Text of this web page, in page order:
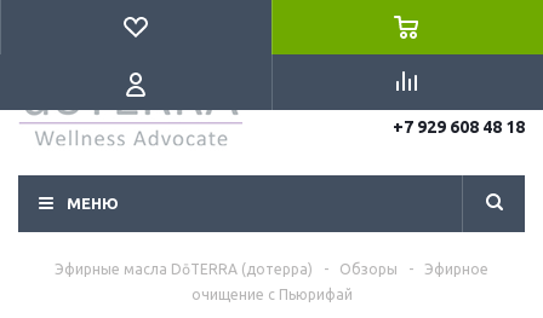
+7 929 608 48 18
МЕНЮ
Эфирные масла DōTERRA (дотерра) - Обзоры -
Эфирное
очищение c Пьюрифай